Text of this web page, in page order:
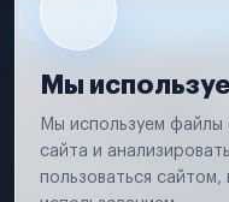
Условия
Вся информация,
Мы
Мы используем
сайта и
пользоваться